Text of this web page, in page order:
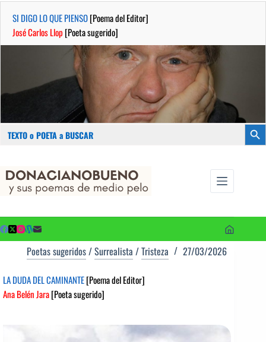
SI DIGO LO QUE PIENSO[Poema del Editor]
José Carlos Llop [Poeta sugerido]
Buscar:
contenido
Poetas sugeridos/Surrealista /Tristeza 27/03/2026
LA DUDA DEL CAMINANTE[Poema del Editor]
Ana Belén Jara[Poeta sugerido]